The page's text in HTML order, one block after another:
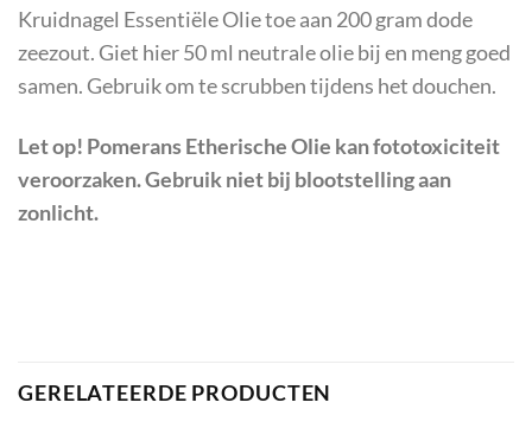
Kruidnagel Essentiële Olie toe aan 200 gram dode
zeezout. Giet hier 50 ml neutrale olie bij en meng goed
samen. Gebruik om te scrubben tijdens het douchen.
Let op! Pomerans Etherische Olie kan fototoxiciteit
veroorzaken. Gebruik niet bij blootstelling aan
zonlicht.
GERELATEERDE PRODUCTEN